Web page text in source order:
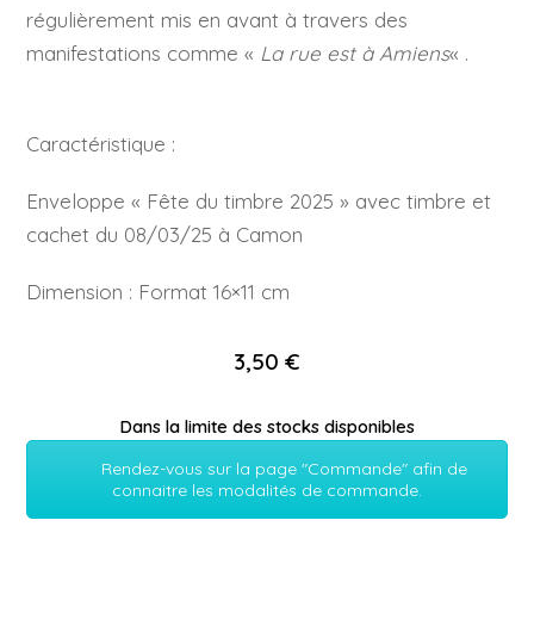
régulièrement mis en avant à travers des
manifestations comme « La rue est à Amiens« .
Caractéristique :
Enveloppe « Fête du timbre 2025 » avec timbre et
cachet du 08/03/25 à Camon
Dimension : Format 16×11 cm
3,50 €
Dans la limite des stocks disponibles
Rendez-vous sur la page "Commande" afin de
connaitre les modalités de commande.